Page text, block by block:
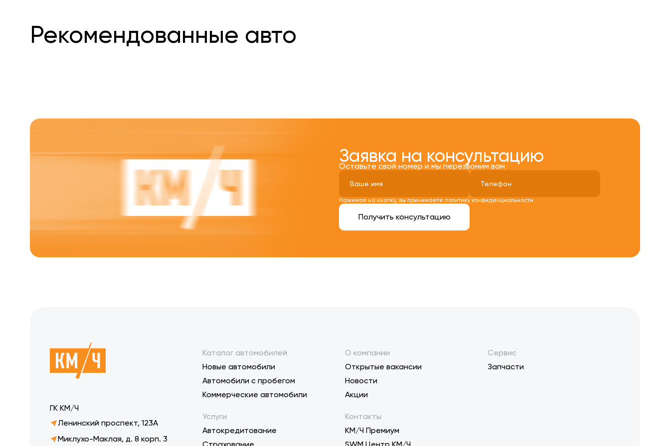
Рекомендованные авто
Заявка на консультацию
Оставьте свой номер и мы перезвоним вам
Нажимая на кнопку, вы принимаете политику конфиденциальности
Получить консультацию
ГК КМ/Ч
Ленинский проспект, 123А
Миклухо-Маклая, д. 8 корп. 3
Каталог автомобилей
Новые автомобили
Автомобили с пробегом
Коммерческие автомобили
Услуги
Автокредитование
О компании
Открытые вакансии
Новости
Акции
Контакты
КМ/Ч Премиум
Сервис
Запчасти